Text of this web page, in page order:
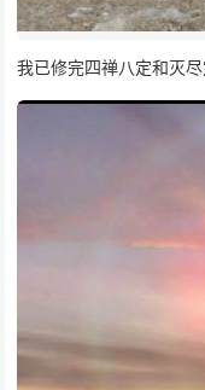
我已修完四禅八定和灭